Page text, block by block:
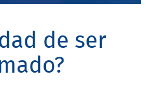
de ser